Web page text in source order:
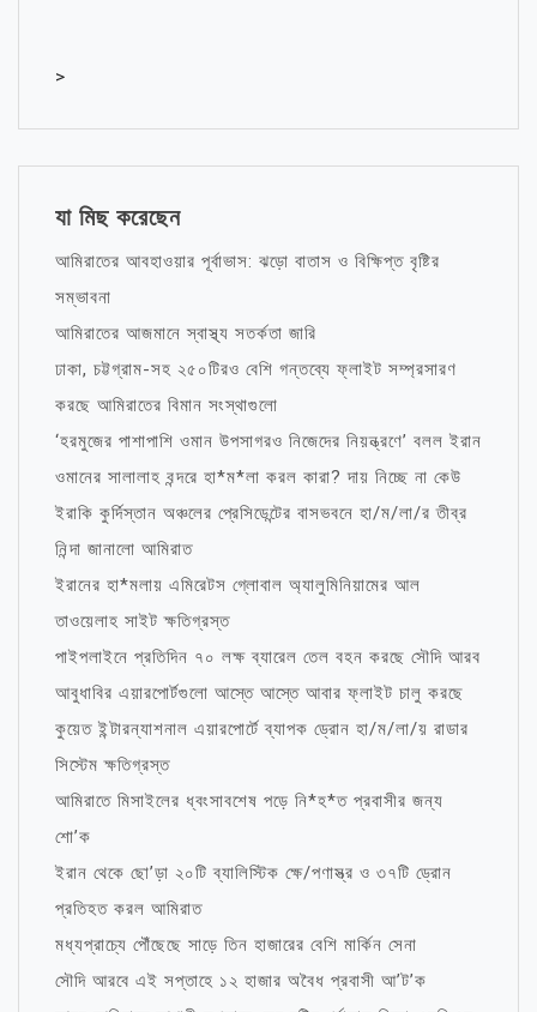
>
যা মিছ করেছেন
আমিরাতের আবহাওয়ার পূর্বাভাস: ঝড়ো বাতাস ও বিক্ষিপ্ত বৃষ্টির
সম্ভাবনা
আমিরাতের আজমানে স্বাস্থ্য সতর্কতা জারি
ঢাকা, চট্টগ্রাম-সহ ২৫০টিরও বেশি গন্তব্যে ফ্লাইট সম্প্রসারণ
করছে আমিরাতের বিমান সংস্থাগুলো
‘হরমুজের পাশাপাশি ওমান উপসাগরও নিজেদের নিয়ন্ত্রণে’ বলল ইরান
ওমানের সালালাহ বন্দরে হা*ম*লা করল কারা? দায় নিচ্ছে না কেউ
ইরাকি কুর্দিস্তান অঞ্চলের প্রেসিডেন্টের বাসভবনে হা/ম/লা/র তীব্র
নিন্দা জানালো আমিরাত
ইরানের হা*মলায় এমিরেটস গ্লোবাল অ্যালুমিনিয়ামের আল
তাওয়েলাহ সাইট ক্ষতিগ্রস্ত
পাইপলাইনে প্রতিদিন ৭০ লক্ষ ব্যারেল তেল বহন করছে সৌদি আরব
আবুধাবির এয়ারপোর্টগুলো আস্তে আস্তে আবার ফ্লাইট চালু করছে
কুয়েত ইন্টারন্যাশনাল এয়ারপোর্টে ব্যাপক ড্রোন হা/ম/লা/য় রাডার
সিস্টেম ক্ষতিগ্রস্ত
আমিরাতে মিসাইলের ধ্বংসাবশেষ পড়ে নি*হ*ত প্রবাসীর জন্য
শো’ক
ইরান থেকে ছো’ড়া ২০টি ব্যালিস্টিক ক্ষে/পণাস্ত্র ও ৩৭টি ড্রোন
প্রতিহত করল আমিরাত
মধ্যপ্রাচ্যে পৌঁছেছে সাড়ে তিন হাজারের বেশি মার্কিন সেনা
সৌদি আরবে এই সপ্তাহে ১২ হাজার অবৈধ প্রবাসী আ’ট’ক